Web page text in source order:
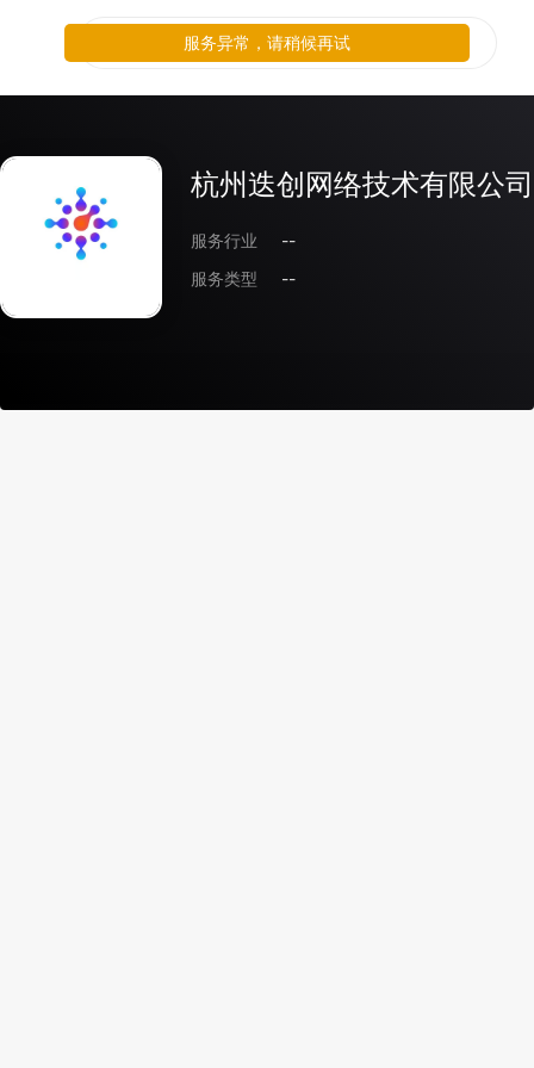
杭州迭创网络技术有限公司
服务行业
--
服务类型
--
服务异常，请稍候再试